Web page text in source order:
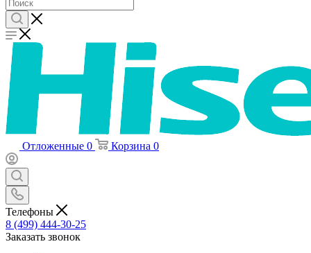
Отложенные 0 Корзина 0
Телефоны
8 (499) 444-30-25
Заказать звонок